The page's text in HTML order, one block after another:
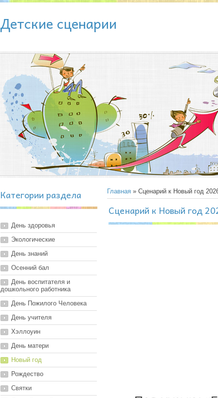
Детские сценарии
Категории раздела
День здоровья
Экологические
День знаний
Осенний бал
День воспитателя и
дошкольного работника
День Пожилого Человека
День учителя
Хэллоуин
День матери
Новый год
Рождество
Святки
Главная » Сценарий к Новый год
Сценарий к Новый год